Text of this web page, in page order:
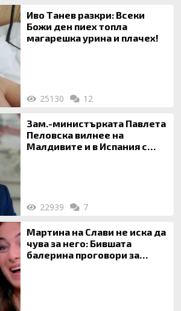
Иво Танев разкри: Всеки
Божи ден пиех топла
магарешка урина и плачех!
25130 12
Зам.-министърката Павлета
Пеловска вилнее на
Малдивите и в Испания с
22939 7
Мартина на Слави не иска да
чува за него: Бившата
балерина проговори за